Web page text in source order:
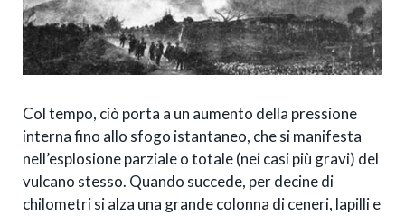
Col tempo, ciò porta a un aumento della pressione
interna fino allo sfogo istantaneo, che si manifesta
nell’esplosione parziale o totale (nei casi più gravi) del
vulcano stesso. Quando succede, per decine di
chilometri si alza una grande colonna di ceneri, lapilli e